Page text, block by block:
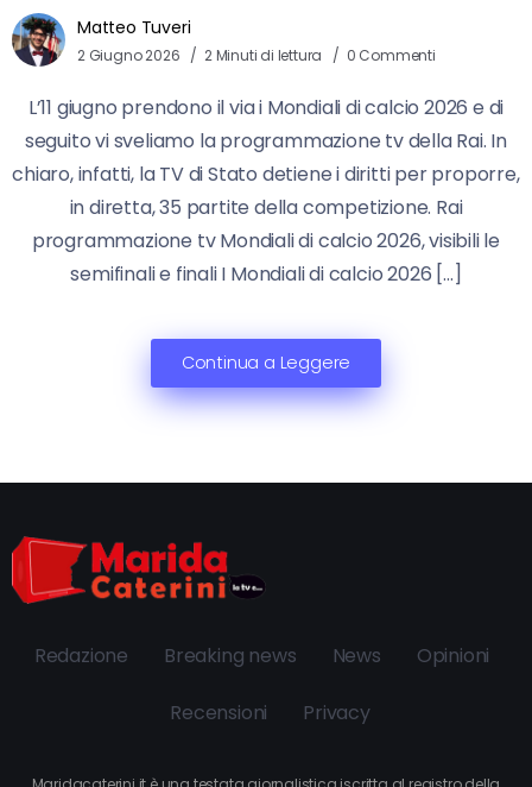
Matteo Tuveri
2 Giugno 2026 2 Minuti di lettura 0 Commenti
L’11 giugno prendono il via i Mondiali di calcio 2026 e di
seguito vi sveliamo la programmazione tv della Rai. In
chiaro, infatti, la TV di Stato detiene i diritti per proporre,
in diretta, 35 partite della competizione. Rai
programmazione tv Mondiali di calcio 2026, visibili le
semifinali e finali I Mondiali di calcio 2026 […]
Continua a Leggere
Redazione Breaking news News Opinioni
Recensioni Privacy